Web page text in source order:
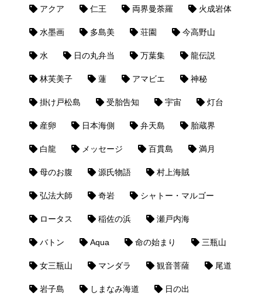
アクア 仁王 両界曼荼羅 火成岩体
水墨画 多島美 荘園 今高野山
水 日の丸弁当 万葉集 龍伝説
林芙美子 蓮 アマビエ 神秘
掛け戸松島 受胎告知 宇宙 灯台
産卵 日本海側 弁天島 胎蔵界
白龍 メッセージ 百貫島 満月
母のお腹 源氏物語 村上海賊
弘法大師 奇岩 シャトー・マルゴー
ロータス 稲佐の浜 瀬戸内海
バトン Aqua 命の始まり 三瓶山
女三瓶山 マンダラ 観音菩薩 尾道
岩子島 しまなみ海道 日の出